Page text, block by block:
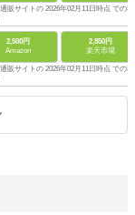
販サイトの 2026年02月11日時点 での税
2,500円
Amazon
2,850円
楽天市場
販サイトの 2026年02月11日時点 での税